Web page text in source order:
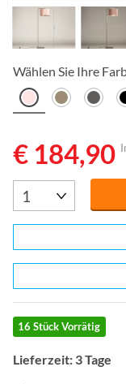
Wählen Sie Ihre
€ 184,90
16 Stück Vorrätig
Lieferzeit: 3 Tage